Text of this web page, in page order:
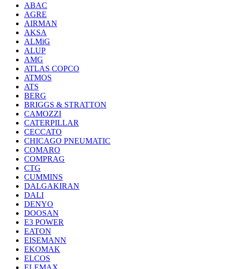
ABAC
AGRE
AIRMAN
AKSA
ALMiG
ALUP
AMG
ATLAS COPCO
ATMOS
ATS
BERG
BRIGGS & STRATTON
CAMOZZI
CATERPILLAR
CECCATO
CHICAGO PNEUMATIC
COMARO
COMPRAG
CTG
CUMMINS
DALGAKIRAN
DALI
DENYO
DOOSAN
E3 POWER
EATON
EISEMANN
EKOMAK
ELCOS
ELEMAX